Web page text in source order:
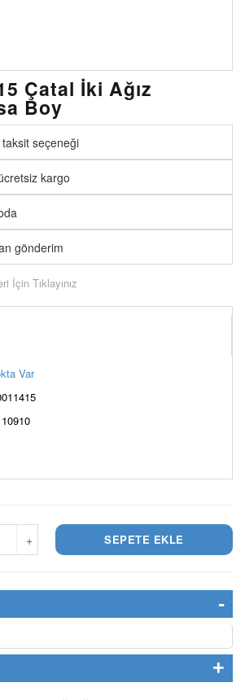
Çatal İki Ağız
Boy
taksit seçeneği
kargo
gönderim
İçin Tıklayınız
Var
+